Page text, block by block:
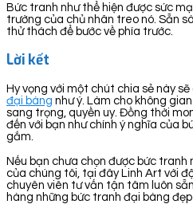
Bức tranh như thể hiện được sức
trường của chủ nhân treo nó. Sẵn
thử thách để bước về phía trước.
Lời kết
Hy vọng với một chút chia sẻ này
đại bàng như ý. Làm cho không
sang trọng, quyền uy. Đồng thời
đến với bạn như chính ý nghĩa của
gắm.
Nếu bạn chưa chọn được bức tranh
của chúng tôi, tại đây Linh Art với
chuyên viên tư vấn tận tâm luôn
hàng những bức tranh đại bàng